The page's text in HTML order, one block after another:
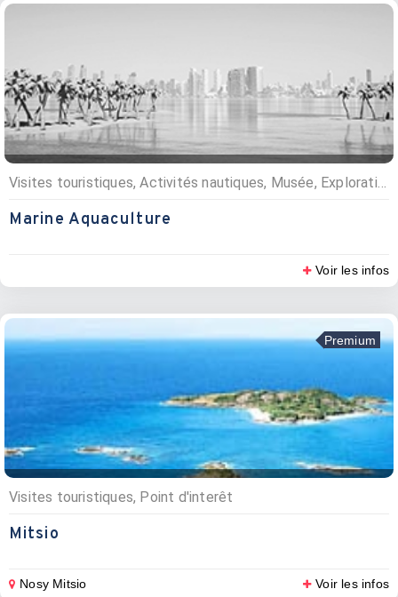
Visites touristiques, Activités nautiques, Musée, Exploration faune et flore
Marine Aquaculture
Voir les infos
Premium
Visites touristiques, Point d'interêt
Mitsio
Nosy Mitsio Voir les infos